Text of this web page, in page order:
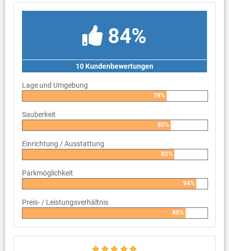
84%
10 Kundenbewertungen
Lage und Umgebung
78%
Sauberkeit
80%
Einrichtung / Ausstattung
82%
Parkmöglichkeit
94%
Preis- / Leistungsverhältnis
88%